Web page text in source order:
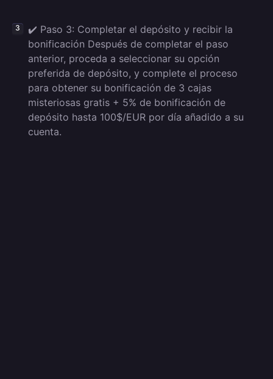
✔️ Paso 3: Completar el depósito y recibir la
bonificación Después de completar el paso
anterior, proceda a seleccionar su opción
preferida de depósito, y complete el proceso
para obtener su bonificación de 3 cajas
misteriosas gratis + 5% de bonificación de
depósito hasta 100$/EUR por día añadido a su
cuenta.